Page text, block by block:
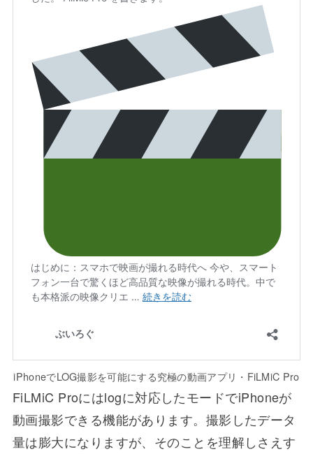
iPhoneでLOG撮影を可能にする究極の動画アプリ・FiLMiC Pro
FiLMiC Proにはlogに対応したモードでiPhoneが
動画撮影できる機能があります。撮影したデータ
量は膨大になりますが、そのことを理解しさえす